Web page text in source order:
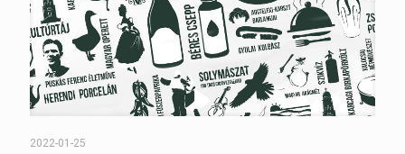
2022-01-25